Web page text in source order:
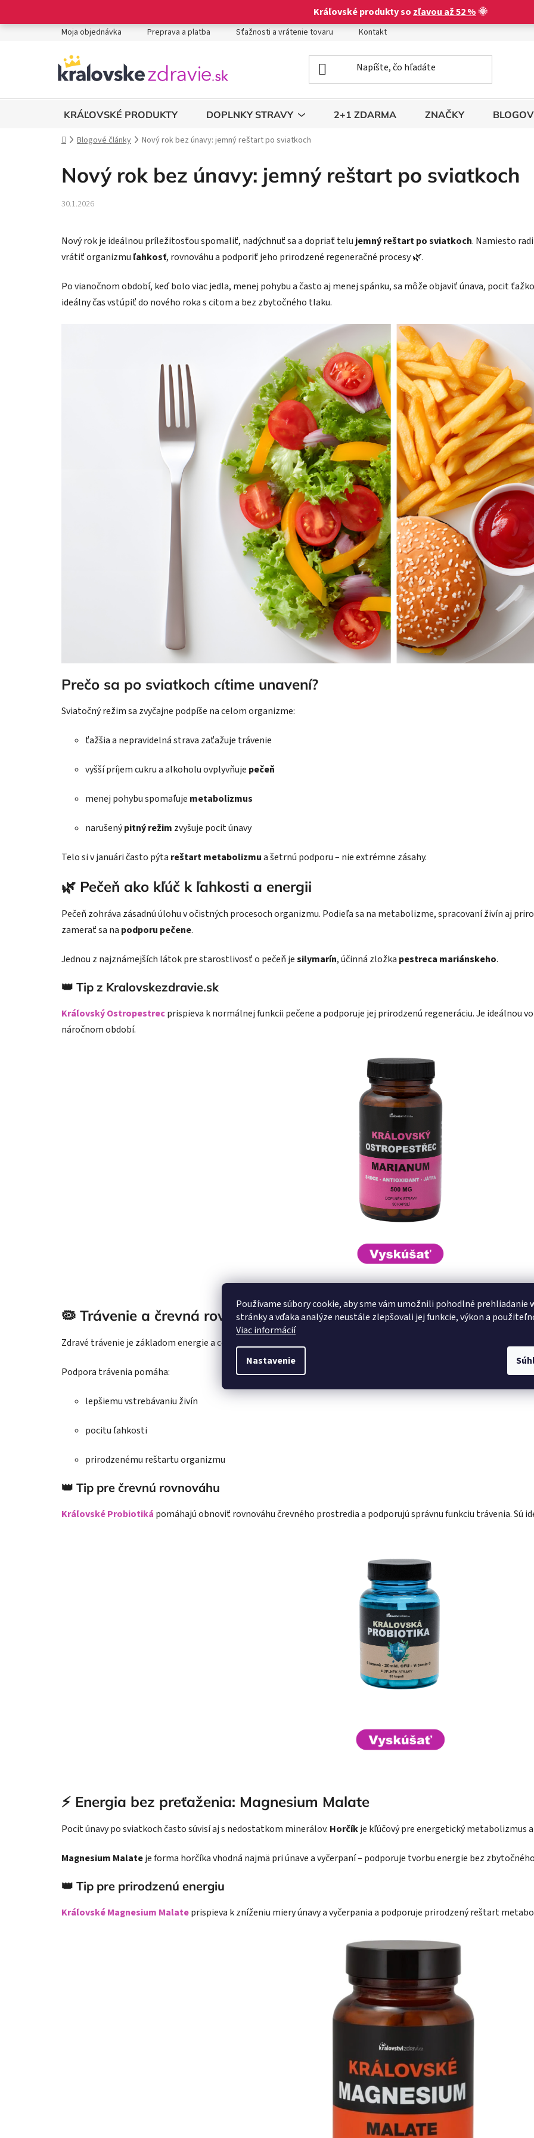
Používame súbory cookie, aby sme vám umožnili pohodlné prehliadanie
stránky a vďaka analýze neustále zlepšovali jej funkcie, výkon a
Viac informácií
Nastavenie
Kráľovské produkty so zľavou až 52 % 🌞
Moja objednávka Preprava a platba Sťažnosti a vrátenie tovaru Kontakt
KRÁĽOVSKÉ PRODUKTY DOPLNKY STRAVY 2+1 ZDARMA ZNAČKY
Domov
Blogové články Nový rok bez únavy: jemný reštart po sviatkoch
Nový rok bez únavy: jemný reštart po sviatkoch
30.1.2026
Nový rok je ideálnou príležitosťou spomaliť, nadýchnuť sa a dopriať telu jemný reštart po sviatkoch. Namiesto
vrátiť organizmu ľahkosť, rovnováhu a podporiť jeho prirodzené regeneračné procesy 🌿.
Po vianočnom období, keď bolo viac jedla, menej pohybu a často aj menej spánku, sa môže objaviť únava, pocit
ideálny čas vstúpiť do nového roka s citom a bez zbytočného tlaku.
Prečo sa po sviatkoch cítime unavení?
Sviatočný režim sa zvyčajne podpíše na celom organizme:
ťažšia a nepravidelná strava zaťažuje trávenie
vyšší príjem cukru a alkoholu ovplyvňuje pečeň
menej pohybu spomaľuje metabolizmus
narušenýpitný režim zvyšuje pocit únavy
Telo si v januári často pýta reštart metabolizmua šetrnú podporu – nie extrémne zásahy.
🌿 Pečeň ako kľúč k ľahkosti a energii
Pečeň zohráva zásadnú úlohu v očistných procesoch organizmu. Podieľa sa na metabolizme, spracovaní živín aj
zamerať sa na podporu pečene.
Jednou z najznámejších látok pre starostlivosť o pečeň jesilymarín, účinná zložka pestreca mariánskeho.
👑 Tip z Kralovskezdravie.sk
Kráľovský Ostropestrecprispieva k normálnej funkcii pečene a podporuje jej prirodzenú regeneráciu. Je ideálnou
náročnom období.
🦠 Trávenie a črevná rovnováha
Zdravé trávenie je základom energie a celkovej pohody. Po sviatkoch môže byť črevný mikrobióm narušený, čo sa
Podpora trávenia pomáha:
lepšiemu vstrebávaniu živín
pocitu ľahkosti
prirodzenému reštartu organizmu
👑 Tip pre črevnú rovnováhu
Kráľovské Probiotiká pomáhajú obnoviť rovnováhu črevného prostredia a podporujú správnu funkciu trávenia. Sú
⚡ Energia bez preťaženia: Magnesium Malate
Pocit únavy po sviatkoch často súvisí aj s nedostatkom minerálov. Horčíkje kľúčový pre energetický metabolizmus
Magnesium Malateje forma horčíka vhodná najmä pri únave a vyčerpaní – podporuje tvorbu energie bez
👑 Tip pre prirodzenú energiu
Kráľovské Magnesium Malateprispieva k zníženiu miery únavy a vyčerpania a podporuje prirodzený reštart